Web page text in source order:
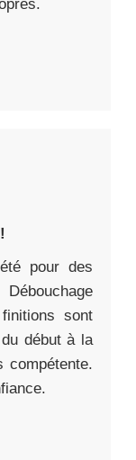
pour des
sont
début à la
compétente.